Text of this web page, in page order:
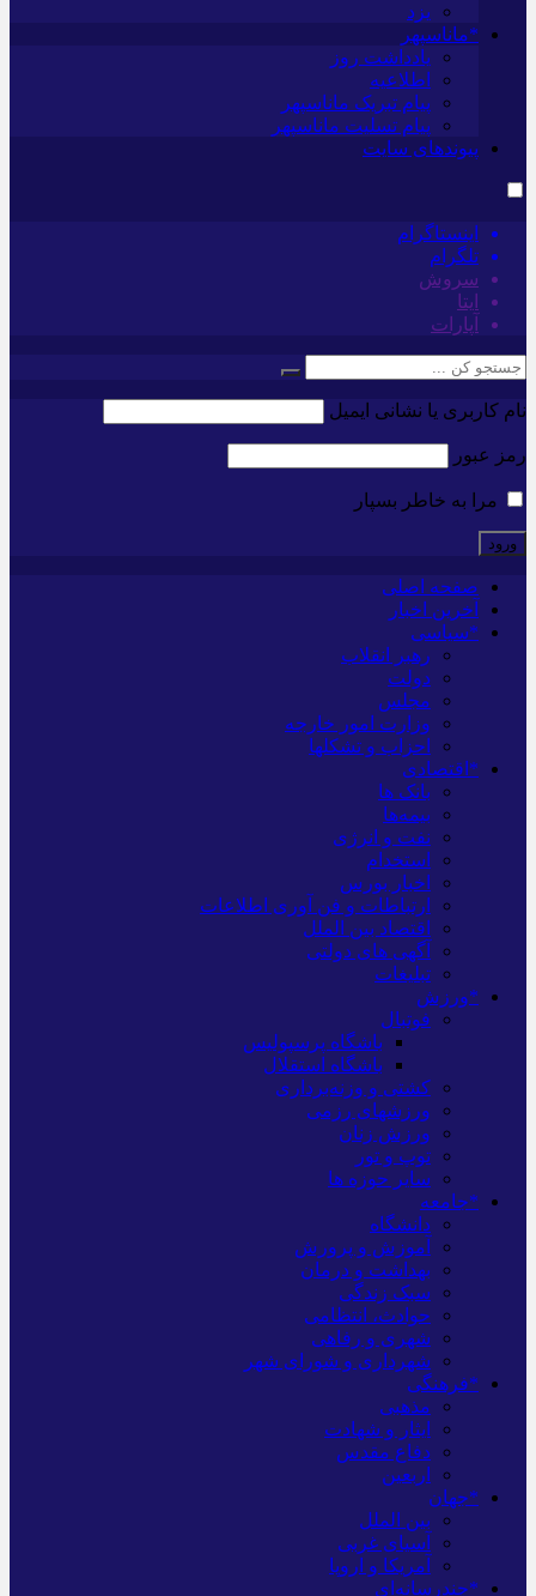
یزد
*ماناسپهر
یادداشت روز
اطلاعیه
پیام تبریک ماناسپهر
پیام تسلیت ماناسپهر
پیوندهای سایت
اینستاگرام
تلگرام
سروش
ایتا
آپارات
نام کاربری یا نشانی ایمیل
رمز عبور
مرا به خاطر بسپار
صفحه اصلی
آخرین اخبار
*سیاسی
رهبر انقلاب
دولت
مجلس
وزارت امور خارجه
احزاب و تشکلها
*اقتصادی
بانک ها
بیمه‌ها
نفت و انرژی
استخدام
اخبار بورس
ارتباطات و فن آوری اطلاعات
اقتصاد بین الملل
آگهی های دولتی
تبلیغات
*ورزش
فوتبال
باشگاه پرسپولیس
باشگاه استقلال
کشتی و وزنه‌برداری
ورزشهای رزمی
ورزش زنان
توپ و تور
سایر حوزه ها
*جامعه
دانشگاه
آموزش و پرورش
بهداشت و درمان
سبک زندگی
حوادث، انتظامی
شهری و رفاهی
شهرداری و شورای شهر
*فرهنگی
مذهبی
ایثار و شهادت
دفاع مقدس
اربعین
*جهان
بین الملل
آسیای غربی
آمریکا و اروپا
*چندرسانه‌ای